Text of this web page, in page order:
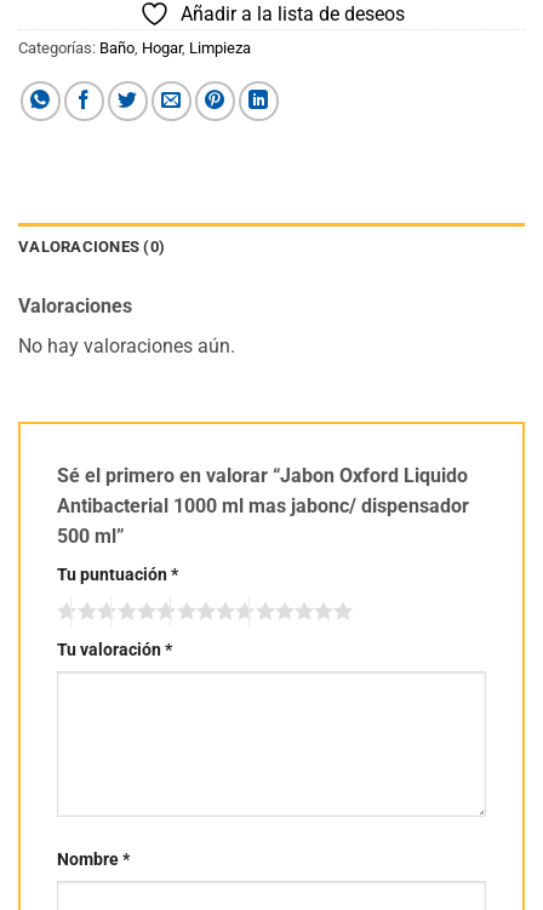
Añadir a la lista de deseos
Categorías: Baño Hogar, Limpieza
VALORACIONES (0)
Valoraciones
No hay valoraciones aún.
Sé el primero en valorar “Jabon Oxford Liquido
Antibacterial 1000 ml mas jabonc/ dispensador
500 ml”
Tu puntuación*
Tu valoración*
Nombre*